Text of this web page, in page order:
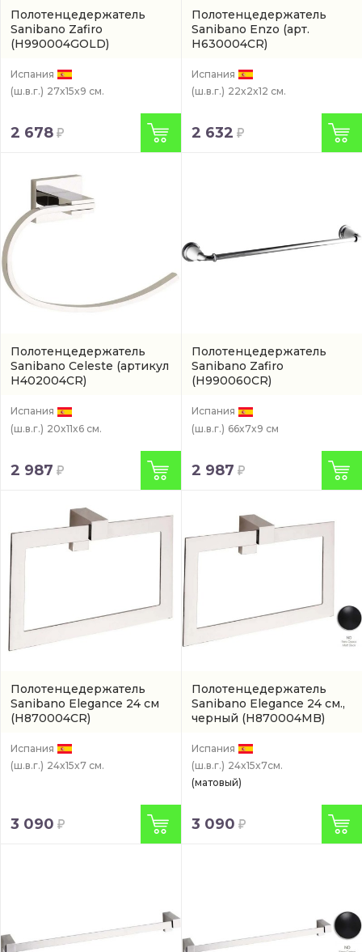
Полотенцедержатель
Sanibano Zafiro
(H990004GOLD)
Испания
(ш.в.г.) 27x15x9 см.
2 678
Полотенцедержатель
Sanibano Enzo (арт.
H630004CR)
Испания
(ш.в.г.) 22x2x12 см.
2 632
Полотенцедержатель
Sanibano Celeste (артикул
H402004CR)
Испания
(ш.в.г.) 20x11x6 см.
2 987
Полотенцедержатель
Sanibano Zafiro
(H990060CR)
Испания
(ш.в.г.) 66x7x9 см
2 987
Полотенцедержатель
Sanibano Elegance 24 см
(H870004CR)
Испания
(ш.в.г.) 24x15x7 см.
3 090
Полотенцедержатель
Sanibano Elegance 24 см.,
черный (H870004MB)
Испания
(ш.в.г.) 24x15x7см.
(матовый)
3 090